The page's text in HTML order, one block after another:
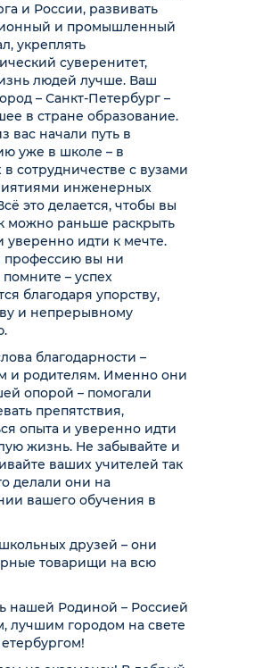
и России, развивать
и промышленный
укреплять
суверенитет,
людей лучше. Ваш
– Санкт-Петербург –
в стране образование.
вас начали путь в
уже в школе – в
в сотрудничестве с вузами
инженерных
это делается, чтобы вы
можно раньше раскрыть
уверенно идти к мечте.
профессию вы ни
– успех
благодаря упорству,
и непрерывному
благодарности –
и родителям. Именно они
опорой – помогали
препятствия,
опыта и уверенно идти
жизнь. Не забывайте и
ваших учителей так
делали они на
вашего обучения в
друзей – они
товарищи на всю
нашей Родиной – Россией
лучшим городом на свете